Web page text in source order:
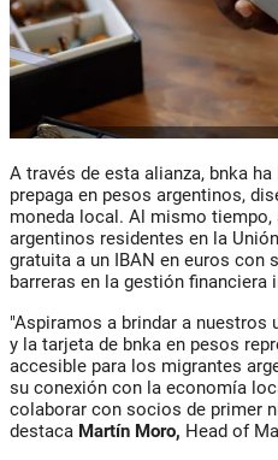
A través de esta alianza, bnka
prepaga en pesos argentinos,
moneda local. Al mismo
argentinos residentes en la
gratuita a un IBAN en euros con
barreras en la gestión financiera
"Aspiramos a brindar a nuestros
y la tarjeta de bnka en pesos
accesible para los migrantes
su conexión con la economía
colaborar con socios de primer
destaca Martín Moro, Head of